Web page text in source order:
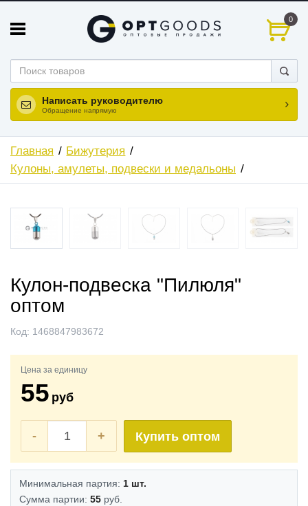
0
Написать руководителю
Обращение напрямую
Главная
Бижутерия
Кулоны, амулеты, подвески и медальоны
Кулон-подвеска "Пилюля"
оптом
Код: 1468847983672
Цена за единицу
55 руб
- + Купить оптом
Минимальная партия: 1 шт.
Сумма партии: 55 руб.